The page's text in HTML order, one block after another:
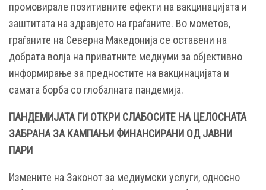
промовирале позитивните ефекти на вакцинацијата и
заштитата на здравјето на граѓаните. Во мометов,
граѓаните на Северна Македонија се оставени на
добрата волја на приватните медиуми за објективно
информирање за предностите на вакцинацијата и
самата борба со глобалната пандемија.
ПАНДЕМИЈАТА ГИ ОТКРИ СЛАБОСИТЕ НА ЦЕЛОСНАТА
ЗАБРАНА ЗА КАМПАЊИ ФИНАНСИРАНИ ОД ЈАВНИ
ПАРИ
Измените на Законот за медиумски услуги, односно